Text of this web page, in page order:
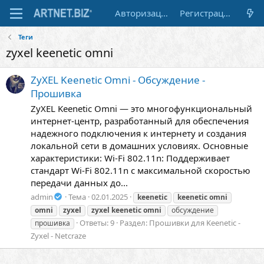
Авторизация Регистрация
Теги
zyxel keenetic omni
ZyXEL Keenetic Omni - Обсуждение -
Прошивка
ZyXEL Keenetic Omni — это многофункциональный
интернет-центр, разработанный для обеспечения
надежного подключения к интернету и создания
локальной сети в домашних условиях. Основные
характеристики: Wi-Fi 802.11n: Поддерживает
стандарт Wi-Fi 802.11n с максимальной скоростью
передачи данных до...
admin Тема 02.01.2025 keenetic keeneticomni
omni
zyxel zyxel keeneticomni
обсуждение
прошивка
Ответы: 9 Раздел: Прошивки для Keenetic -
Zyxel - Netcraze